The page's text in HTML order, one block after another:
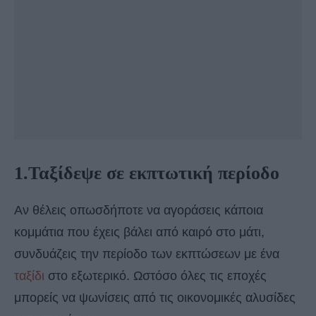
1.Ταξίδεψε σε εκπτωτική περίοδο
Αν θέλεις οπωσδήποτε να αγοράσεις κάποια
κομμάτια που έχεις βάλει από καιρό στο μάτι,
συνδυάζεις την περίοδο των εκπτώσεων με ένα
ταξίδι στο εξωτερικό. Ωστόσο όλες τις εποχές
μπορείς να ψωνίσεις από τις οικονομικές αλυσίδες